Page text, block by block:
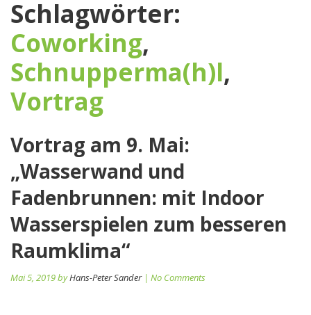
Schlagwörter:
Coworking,
Schnupperma(h)l,
Vortrag
Vortrag am 9. Mai:
„Wasserwand und
Fadenbrunnen: mit Indoor
Wasserspielen zum besseren
Raumklima“
Mai 5, 2019 byHans-Peter Sander| No Comments